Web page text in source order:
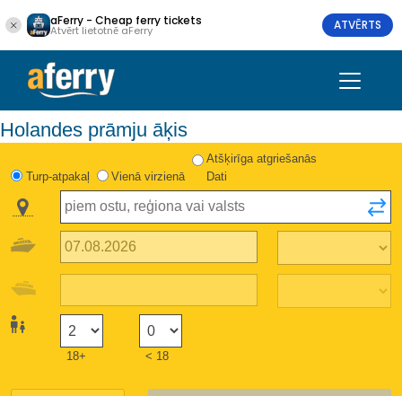
aFerry - Cheap ferry tickets
Atvērt lietotnē aFerry ATVĒRTS
Holandes prāmju āķis
Turp-atpakaļ Vienā virzienā
Atšķirīga atgriešanās
Dati
18+ < 18